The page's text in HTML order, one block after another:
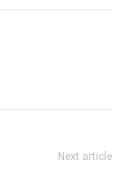
Next article